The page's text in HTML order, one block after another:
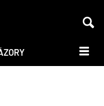
DALŠÍ